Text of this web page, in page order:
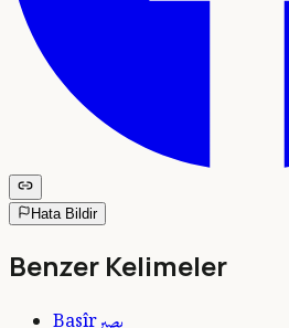
Hata Bildir
Benzer Kelimeler
Basîr